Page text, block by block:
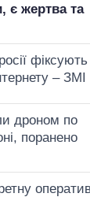
є жертва та
– ЗМІ
дроном по
поранено